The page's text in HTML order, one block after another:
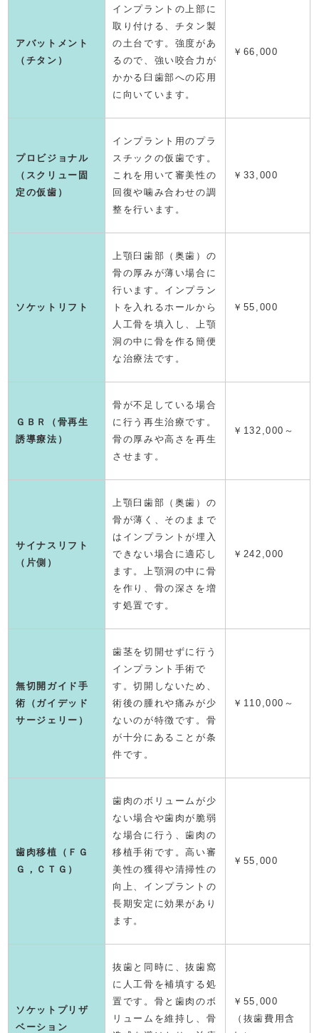
アバットメント
（チタン）
インプラントの上部に
取り付ける、チタン製
の土台です。強度があ
るので、強い咬合力が
かかる臼歯部への応用
に向いています。
￥66,000
プロビジョナル
（スクリュー固
定の仮歯）
インプラント用のプラ
スチックの仮歯です。
これを用いて審美性の
回復や噛み合わせの調
整を行います。
￥33,000
ソケットリフト
上顎臼歯部（奥歯）の
骨の厚みが薄い場合に
行います。インプラン
トを入れるホールから
人工骨を填入し、上顎
洞の中に骨を作る簡便
な治療法です。
￥55,000
ＧＢＲ（骨再生
誘導療法）
骨が不足している場合
に行う再生治療です。
骨の厚みや高さを再生
させます。
￥132,000～
サイナスリフト
（片側）
上顎臼歯部（奥歯）の
骨が薄く、そのままで
はインプラントが埋入
できない場合に適応し
ます。上顎洞の中に骨
を作り、骨の深さを増
す処置です。
￥242,000
無切開ガイド手
術（ガイデッド
サージェリー）
歯茎を切開せずに行う
インプラント手術で
す。切開しないため、
術後の腫れや痛みが少
ないのが特徴です。骨
が十分にあることが条
件です。
￥110,000～
歯肉移植（ＦＧ
Ｇ，ＣＴＧ）
歯肉のボリュームが少
ない場合や歯肉が脆弱
な場合に行う、歯肉の
移植手術です。高い審
美性の獲得や清掃性の
向上、インプラントの
長期安定に効果があり
ます。
￥55,000
ソケットプリザ
ベーション
抜歯と同時に、抜歯窩
に人工骨を補填する処
置です。骨と歯肉のボ
リュームを維持し、骨
￥55,000
（抜歯費用含